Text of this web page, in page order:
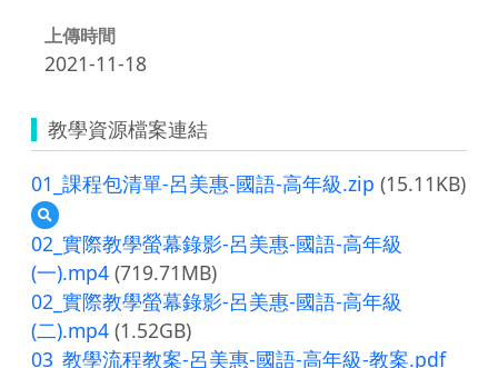
上傳時間
2021-11-18
教學資源檔案連結
01_課程包清單-呂美惠-國語-高年級.zip (15.11KB)
預
覽
01_
課
程
包
清
單-
02_實際教學螢幕錄影-呂美惠-國語-高年級
(一).mp4 (719.71MB)
02_實際教學螢幕錄影-呂美惠-國語-高年級
(二).mp4 (1.52GB)
03_教學流程教案-呂美惠-國語-高年級-教案.pdf